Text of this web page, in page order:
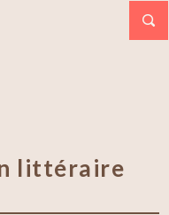
littéraire